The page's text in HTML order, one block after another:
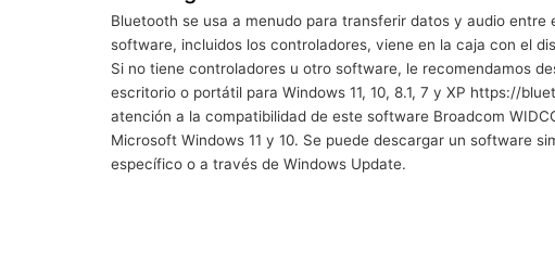
Bluetooth se usa a menudo para transferir datos y audio
software, incluidos los controladores, viene en la caja con el
Si no tiene controladores u otro software, le recomendamos
escritorio o portátil para Windows 11, 10, 8.1, 7 y XP https://
atención a la compatibilidad de este software Broadcom
Microsoft Windows 11 y 10. Se puede descargar un software
específico o a través de Windows Update.